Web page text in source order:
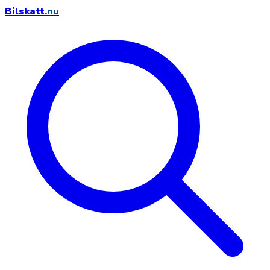
Bilskatt.nu